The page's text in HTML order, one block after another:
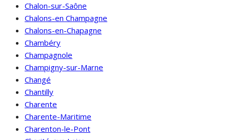
Chalon-sur-Saône
Chalons-en Champagne
Chalons-en-Chapagne
Chambéry
Champagnole
Champigny-sur-Marne
Changé
Chantilly
Charente
Charente-Maritime
Charenton-le-Pont